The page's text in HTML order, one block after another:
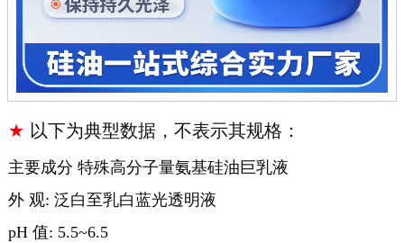
★ 以下为典型数据，不表示其规格：
主要成分 特殊高分子量氨基硅油巨乳液
外观: 泛白至乳白蓝光透明液
pH 值: 5.5~6.5